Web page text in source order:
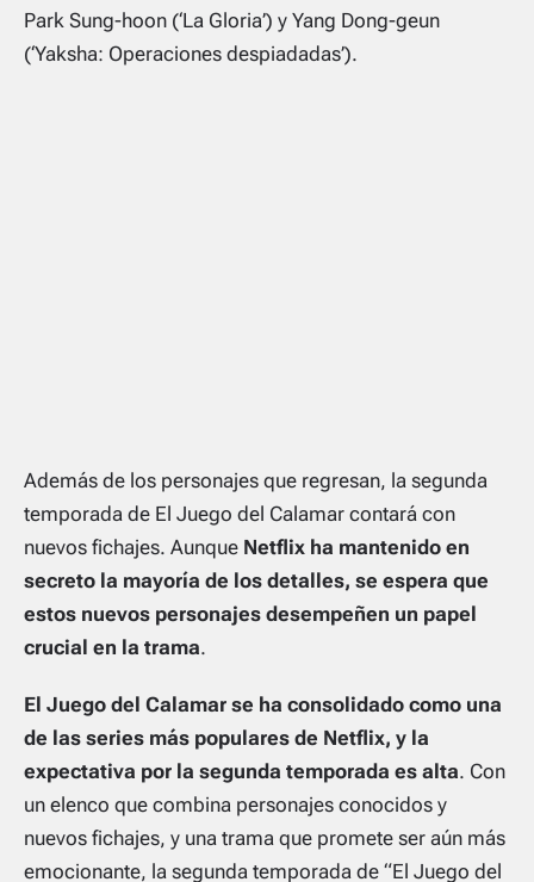
Park Sung-hoon (‘La Gloria’) y Yang Dong-geun
(‘Yaksha: Operaciones despiadadas’).
Además de los personajes que regresan, la segunda
temporada de El Juego del Calamar contará con
nuevos fichajes. Aunque Netflix ha mantenido en
secreto la mayoría de los detalles, se espera que
estos nuevos personajes desempeñen un papel
crucial en la trama.
El Juego del Calamar se ha consolidado como una
de las series más populares de Netflix, y la
expectativa por la segunda temporada es alta. Con
un elenco que combina personajes conocidos y
nuevos fichajes, y una trama que promete ser aún más
emocionante, la segunda temporada de “El Juego del